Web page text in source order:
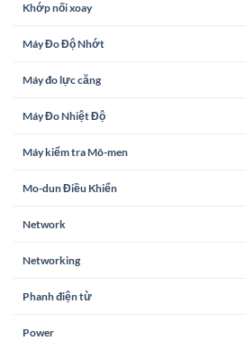
Khớp nối xoay
Máy Đo Độ Nhớt
Máy đo lực căng
Máy Đo Nhiệt Độ
Máy kiểm tra Mô-men
Mo-dun Điều Khiển
Network
Networking
Phanh điện từ
Power